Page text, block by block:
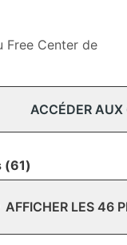
Free Center de
ACCÉDER
(61)
AFFICHER LES 46